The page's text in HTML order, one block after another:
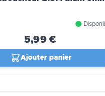
5,99 €
Ajouter panier